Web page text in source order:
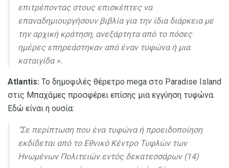
επιτρέποντας στους επισκέπτες να
επαναδημιουργήσουν βιβλία για την ίδια διάρκεια με
την αρχική κράτηση, ανεξάρτητα από το πόσες
ημέρες επηρεάστηκαν από έναν τυφώνα ή μια
καταιγίδα ».
Atlantis: Το δημοφιλές θέρετρο mega στο Paradise Island
στις Μπαχάμες προσφέρει επίσης μια εγγύηση τυφώνα.
Εδώ είναι η ουσία:
"Σε περίπτωση που ένα τυφώνα ή προειδοποίηση
εκδίδεται από το Εθνικό Κέντρο Τυφλών των
Ηνωμένων Πολιτειών εντός δεκατεσσάρων (14)